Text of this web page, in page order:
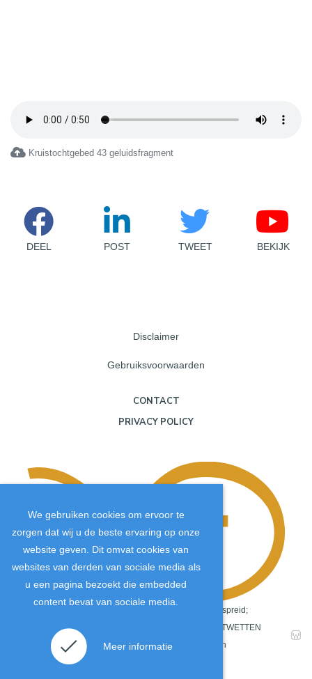
Kruistochtgebed 43 geluidsfragment
DEEL POST TWEET BEKIJK
Disclaimer
Gebruiksvoorwaarden
CONTACT
PRIVACY POLICY
De JTM-inhoud wordt wereldwijd verspreid;
daarom is het van cruciaal belang dat ALLE COPYRIGHTWETTEN
strikt worden nageleefd. Het niet naleven van auteurs- en
royaltyrechten kan leiden tot rechtszaken.
We gebruiken cookies om ervoor te
zorgen dat wij u de beste ervaring op onze
website geven. Dit omvat cookies van
websites van derden van sociale media als
u een pagina bezoekt die embedded
content bevat van sociale media.
Meer informatie